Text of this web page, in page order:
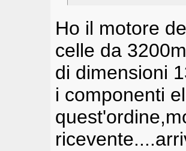
Ho il motore
celle da
di dimensioni
i componenti